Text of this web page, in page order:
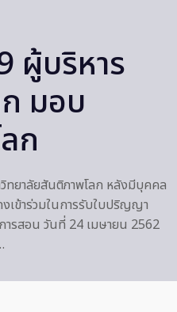
ผู้บริหาร
มอบ
ก
ทยาลัยสันติภาพโลก หลังมีบุคคล
ข้าร่วมในการรับใบปริญญา
ารสอน วันที่ 24 เมษายน 2562